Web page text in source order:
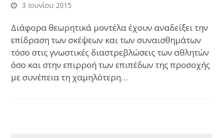
3 Ιουνίου 2015
Διάφορα θεωρητικά μοντέλα έχουν αναδείξει την
επίδραση των σκέψεων και των συναισθημάτων
τόσο στις γνωστικές διαστρεβλώσεις των αθλητών
όσο και στην επιρροή των επιπέδων της προσοχής
με συνέπεια τη χαμηλότερη…